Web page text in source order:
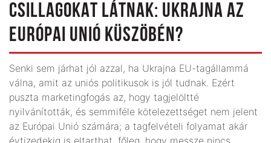
CSILLAGOKAT LÁTNAK: UKRAJNA AZ
EURÓPAI UNIÓ KÜSZÖBÉN?
Senki sem járhat jól azzal, ha Ukrajna EU-tagállammá
válna, amit az uniós politikusok is jól tudnak. Ezért
puszta marketingfogás az, hogy tagjelöltté
nyilvánították, és semmiféle kötelezettséget nem jelent
az Európai Unió számára; a tagfelvételi folyamat akár